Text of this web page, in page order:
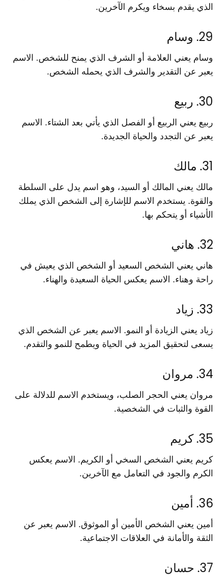
الذي يقدم بسخاء ويكرم الآخرين.
29. وسام
وسام يعني العلامة أو الشرف الذي يمنح للشخص. الاسم
يعبر عن التقدير والشرف الذي يحمله الشخص.
30. ربيع
ربيع يعني الربيع أو الفصل الذي يأتي بعد الشتاء. الاسم
يعبر عن التجدد والحياة الجديدة.
31. مالك
مالك يعني المالك أو السيد، وهو اسم يدل على السلطة
والقوة. يستخدم الاسم للإشارة إلى الشخص الذي يملك
الأشياء أو يتحكم بها.
32. هاني
هاني يعني الشخص السعيد أو الشخص الذي يعيش في
راحة وهناء. الاسم يعكس الحياة السعيدة والهناء.
33. زياد
زياد يعني الزيادة أو النمو. الاسم يعبر عن الشخص الذي
يسعى لتحقيق المزيد في الحياة ويطمح للنمو والتقدم.
34. مروان
مروان يعني الحجر الصلب، ويستخدم الاسم للدلالة على
القوة والثبات في الشخصية.
35. كريم
كريم يعني الشخص السخي أو الكريم. الاسم يعكس
الكرم والجود في التعامل مع الآخرين.
36. أمين
أمين يعني الشخص الأمين أو الموثوق. الاسم يعبر عن
الثقة والأمانة في العلاقات الاجتماعية.
37. حسان